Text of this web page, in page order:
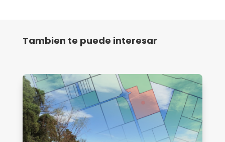
Tambien te puede interesar